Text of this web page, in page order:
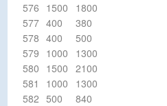
576 1500
1800
577 400
380
578 400
500
579 1000
1300
580 1500
2100
581
1000
1300
582 500
840